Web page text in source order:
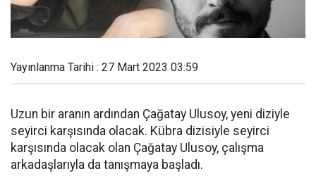
Yayınlanma Tarihi : 27 Mart 2023 03:59
Uzun bir aranın ardından Çağatay Ulusoy, yeni diziyle
seyirci karşısında olacak. Kübra dizisiyle seyirci
karşısında olacak olan Çağatay Ulusoy, çalışma
arkadaşlarıyla da tanışmaya başladı.